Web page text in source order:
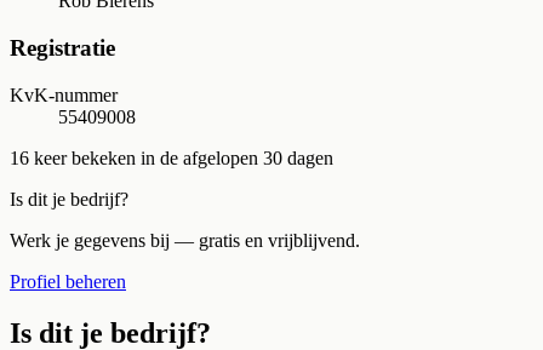
Registratie
KvK-nummer
55409008
16 keer bekeken in de afgelopen 30 dagen
Is dit je bedrijf?
Werk je gegevens bij — gratis en vrijblijvend.
Profiel beheren
Is dit je bedrijf?